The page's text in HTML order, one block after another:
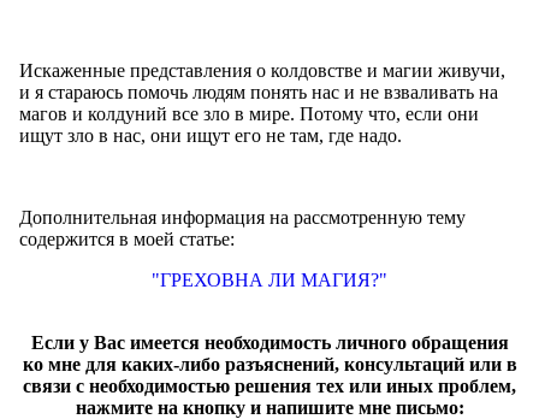
Искаженные представления о колдовстве и магии живучи,
и я стараюсь помочь людям понять нас и не взваливать на
магов и колдуний все зло в мире. Потому что, если они
ищут зло в нас, они ищут его не там, где надо.
Дополнительная информация на рассмотренную тему
содержится в моей статье:
"ГРЕХОВНА ЛИ МАГИЯ?"
Если у Вас имеется необходимость личного обращения
ко мне для каких-либо разъяснений, консультаций или в
связи с необходимостью решения тех или иных проблем,
нажмите на кнопку и напишите мне письмо: